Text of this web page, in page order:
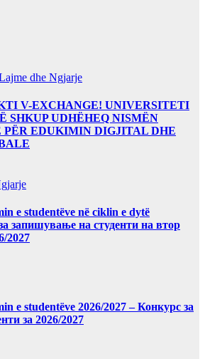
dhe Ngjarje
V-EXCHANGE! UNIVERSITETI
SHKUP UDHËHEQ NISMËN
PËR EDUKIMIN DIGJITAL DHE
e studentëve në ciklin e dytë
запишување на студенти на втор
2027
e studentëve 2026/2027 – Конкурс за
за 2026/2027